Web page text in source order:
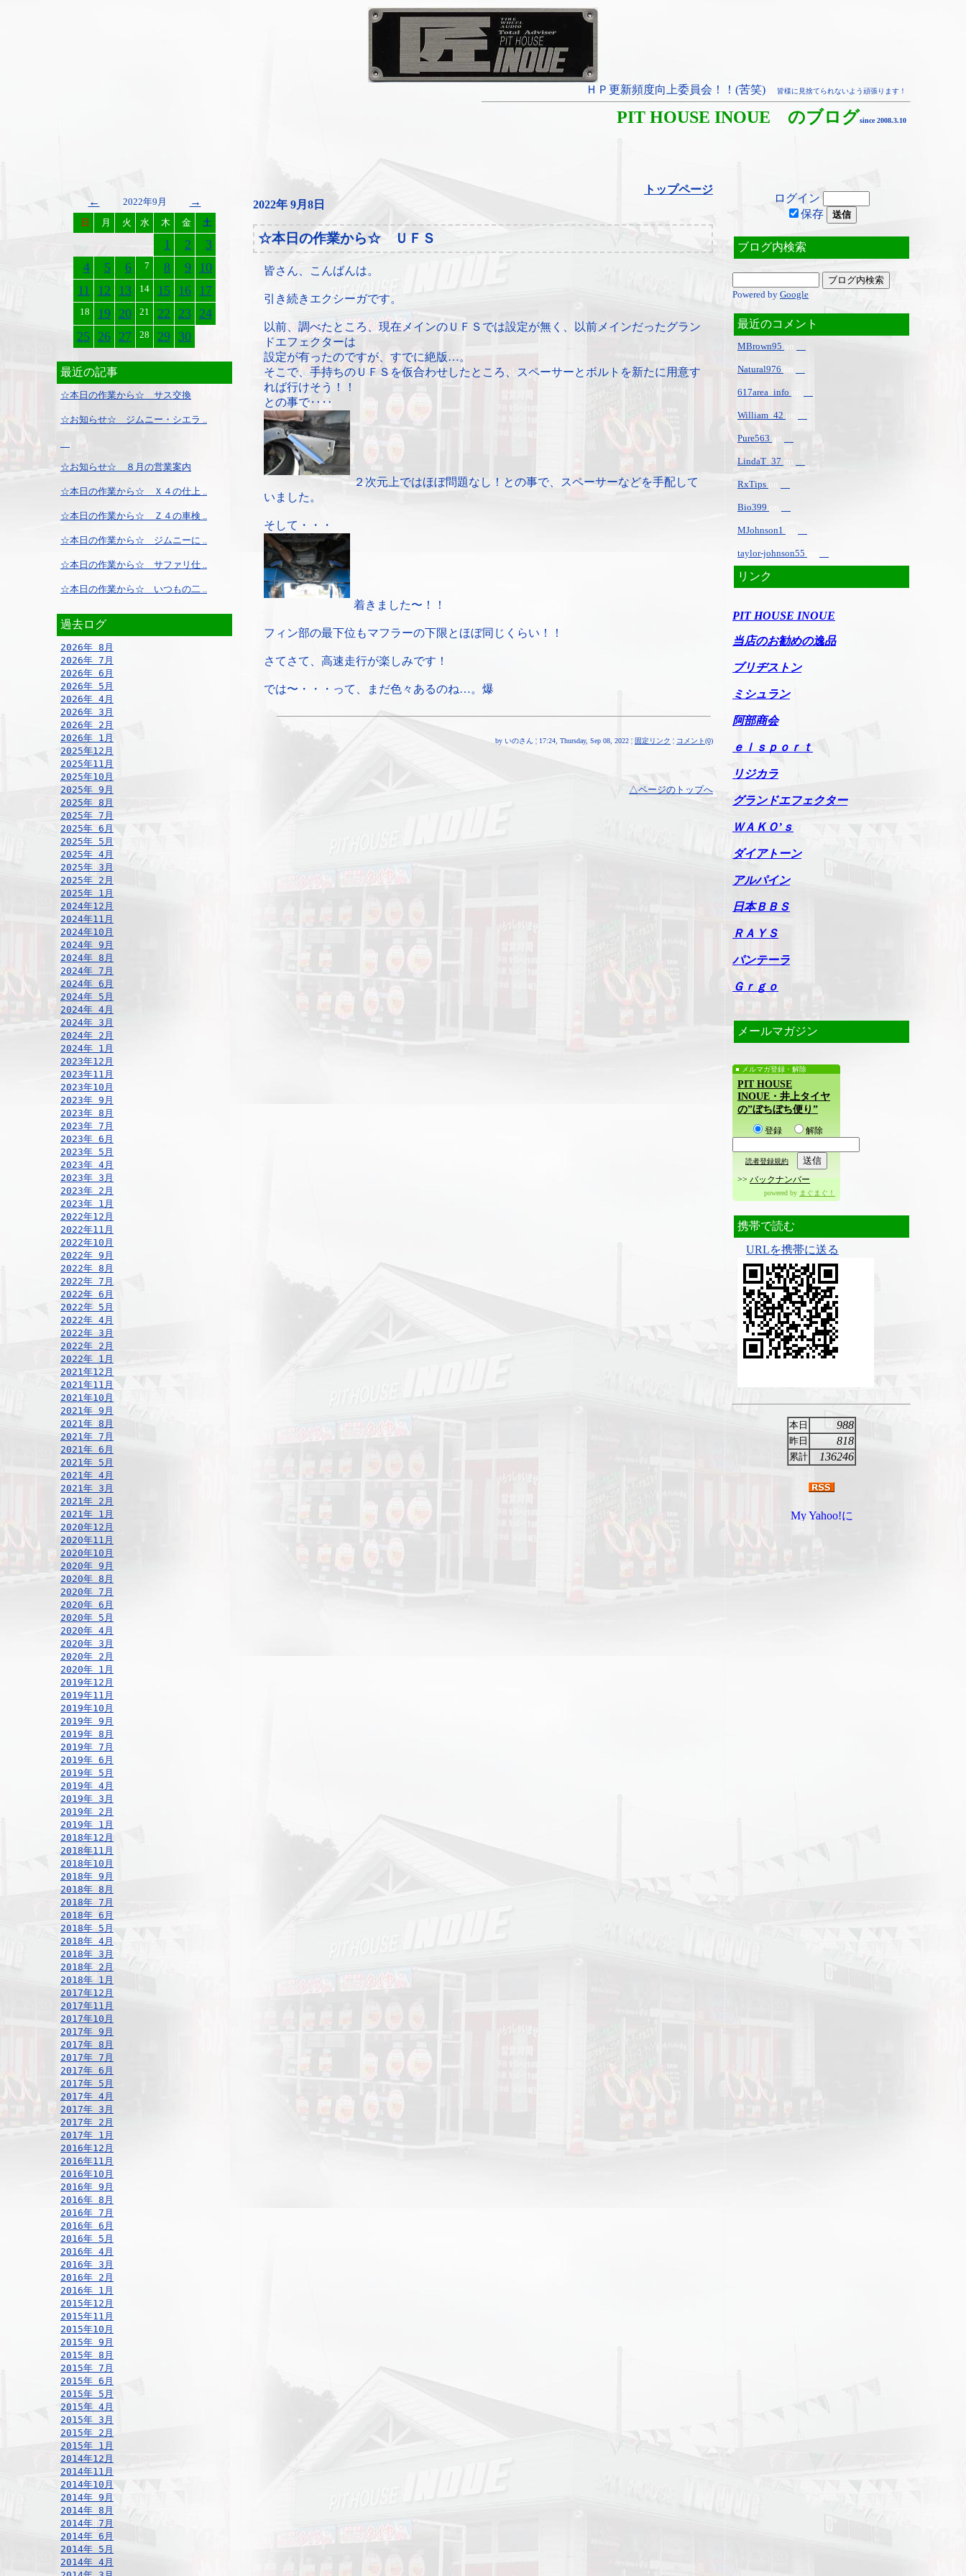
ＨＰ更新頻度向上委員会！！(苦笑) 皆様に見捨てられないよう頑張ります！
PIT HOUSE INOUE のブログsince 2008.3.10
← 2022年9月 →
日 月 火 水 木 金 土
1 2
3
4
5 6 7 8 9 10
11
12 13 14 15 16 17
18 19 20 21 22 23 24
25 26 27 28 29 30
最近の記事
☆本日の作業から☆ サス交換
☆お知らせ☆ ジムニー・シエラ ..
☆お知らせ☆ ８月の営業案内
☆本日の作業から☆ Ｘ４の仕上 ..
☆本日の作業から☆ Ｚ４の車検 ..
☆本日の作業から☆ ジムニーに ..
☆本日の作業から☆ サファリ仕 ..
☆本日の作業から☆ いつもの二 ..
過去ログ
2026年 8月
2026年 7月
2026年 6月
2026年 5月
2026年 4月
2026年 3月
2026年 2月
2026年 1月
2025年12月
2025年11月
2025年10月
2025年 9月
2025年 8月
2025年 7月
2025年 6月
2025年 5月
2025年 4月
2025年 3月
2025年 2月
2025年 1月
2024年12月
2024年11月
2024年10月
2024年 9月
2024年 8月
2024年 7月
2024年 6月
2024年 5月
2024年 4月
2024年 3月
2024年 2月
2024年 1月
2023年12月
2023年11月
2023年10月
2023年 9月
2023年 8月
2023年 7月
2023年 6月
2023年 5月
2023年 4月
2023年 3月
2023年 2月
2023年 1月
2022年12月
2022年11月
2022年10月
2022年 9月
2022年 8月
2022年 7月
2022年 6月
2022年 5月
2022年 4月
2022年 3月
2022年 2月
2022年 1月
2021年12月
2021年11月
2021年10月
2021年 9月
2021年 8月
2021年 7月
2021年 6月
2021年 5月
2021年 4月
2021年 3月
2021年 2月
2021年 1月
2020年12月
2020年11月
2020年10月
2020年 9月
2020年 8月
2020年 7月
2020年 6月
2020年 5月
2020年 4月
2020年 3月
2020年 2月
2020年 1月
2019年12月
2019年11月
2019年10月
2019年 9月
2019年 8月
2019年 7月
2019年 6月
2019年 5月
2019年 4月
2019年 3月
2019年 2月
2019年 1月
2018年12月
2018年11月
2018年10月
2018年 9月
2018年 8月
2018年 7月
2018年 6月
2018年 5月
2018年 4月
2018年 3月
2018年 2月
2018年 1月
2017年12月
2017年11月
2017年10月
2017年 9月
2017年 8月
2017年 7月
2017年 6月
2017年 5月
2017年 4月
2017年 3月
2017年 2月
2017年 1月
2016年12月
2016年11月
2016年10月
2016年 9月
2016年 8月
2016年 7月
2016年 6月
2016年 5月
2016年 4月
2016年 3月
2016年 2月
2016年 1月
2015年12月
2015年11月
2015年10月
2015年 9月
2015年 8月
2015年 7月
2015年 6月
2015年 5月
2015年 4月
2015年 3月
2015年 2月
2015年 1月
2014年12月
2014年11月
2014年10月
2014年 9月
2014年 8月
2014年 7月
2014年 6月
2014年 5月
2014年 4月
トップページ
2022年 9月8日
☆本日の作業から☆ ＵＦＳ
皆さん、こんばんは。
引き続きエクシーガです。
以前、調べたところ、現在メインのＵＦＳでは設定が無く、以前メインだったグラン
ドエフェクターは
設定が有ったのですが、すでに絶版…。
そこで、手持ちのＵＦＳを仮合わせしたところ、スペーサーとボルトを新たに用意す
れば行けそう！！
との事で‥‥
２次元上ではほぼ問題なし！との事で、スペーサーなどを手配して
いました。
そして・・・
着きました〜！！
フィン部の最下位もマフラーの下限とほぼ同じくらい！！
さてさて、高速走行が楽しみです！
では〜・・・って、まだ色々あるのね…。爆
by いのさん ¦ 17:24, Thursday, Sep 08, 2022 ¦ 固定リンク ¦ コメント(0)
△ページのトップへ
ログイン
保存
ブログ内検索
Powered by Google
最近のコメント
MBrown95 on
Natural976 on
617area_info
William_42 on
Pure563 on
LindaT_37 on
RxTips on
Bio399
MJohnson1
taylor-johnson55
リンク
PIT HOUSE INOUE
当店のお勧めの逸品
ブリヂストン
ミシュラン
阿部商会
ｅｌｓｐｏｒｔ
リジカラ
グランドエフェクター
ＷＡＫＯ’ｓ
ダイアトーン
アルパイン
日本ＢＢＳ
ＲＡＹＳ
パンテーラ
Ｇｒｇｏ
メールマガジン
メルマガ登録・解除
PIT HOUSE
INOUE・井上タイヤ
の”ぼちぼち便り”
登録 解除
読者登録規約
>> バックナンバー
powered by まぐまぐ！
携帯で読む
URLを携帯に送る
本日 988
昨日 818
累計 136246